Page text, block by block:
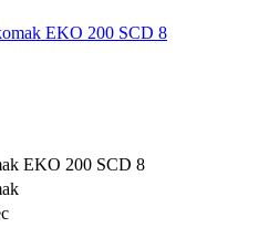
EKO 200 SCD 8